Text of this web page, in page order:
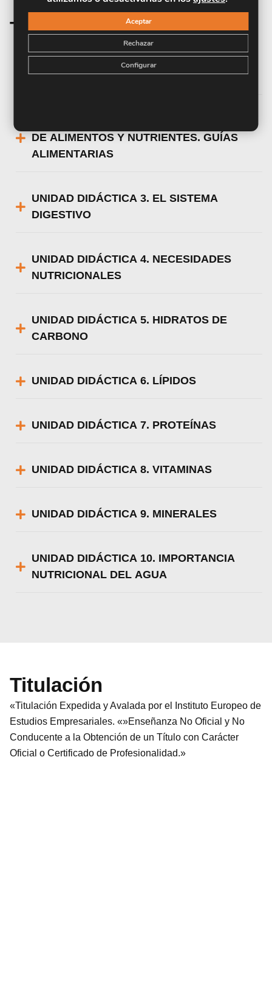
Temario de la materia
UNIDAD DIDÁCTICA 1. CONCEPTOS Y
DEFINICIONES
DE ALIMENTOS Y NUTRIENTES. GUÍAS
ALIMENTARIAS
UNIDAD DIDÁCTICA 3. EL SISTEMA
DIGESTIVO
UNIDAD DIDÁCTICA 4. NECESIDADES
NUTRICIONALES
UNIDAD DIDÁCTICA 5. HIDRATOS DE
CARBONO
UNIDAD DIDÁCTICA 6. LÍPIDOS
UNIDAD DIDÁCTICA 7. PROTEÍNAS
UNIDAD DIDÁCTICA 8. VITAMINAS
UNIDAD DIDÁCTICA 9. MINERALES
UNIDAD DIDÁCTICA 10. IMPORTANCIA
NUTRICIONAL DEL AGUA
Titulación
«Titulación Expedida y Avalada por el Instituto Europeo de
Estudios Empresariales. «»Enseñanza No Oficial y No
Conducente a la Obtención de un Título con Carácter
Oficial o Certificado de Profesionalidad.»
Aceptar
Rechazar
Configurar